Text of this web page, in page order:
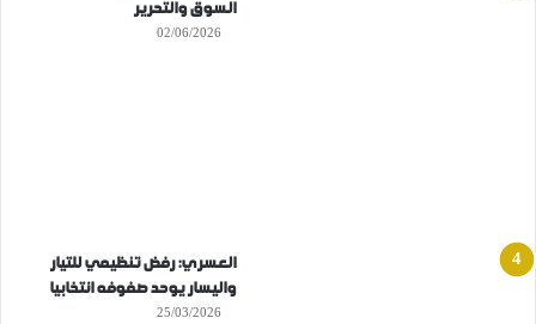
السوق والتحرير
02/06/2026
العسري: رفض تنظيمي للتيار
واليسار يوحد صفوفه انتخابيا
25/03/2026